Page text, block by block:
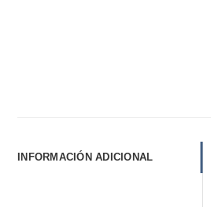
INFORMACIÓN ADICIONAL